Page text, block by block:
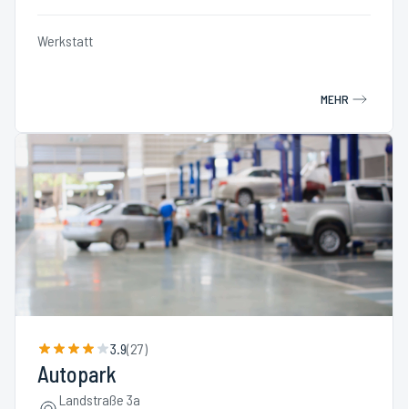
Werkstatt
MEHR
3.9(27)
Autopark
Landstraße 3a